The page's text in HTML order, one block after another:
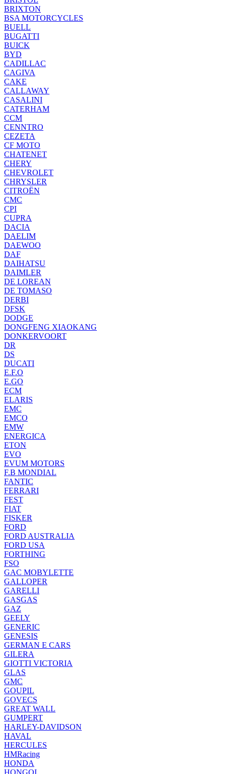
BRIXTON
BSA MOTORCYCLES
BUELL
BUGATTI
BUICK
BYD
CADILLAC
CAGIVA
CAKE
CALLAWAY
CASALINI
CATERHAM
CCM
CENNTRO
CEZETA
CF MOTO
CHATENET
CHERY
CHEVROLET
CHRYSLER
CITROËN
CMC
CPI
CUPRA
DACIA
DAELIM
DAEWOO
DAF
DAIHATSU
DAIMLER
DE LOREAN
DE TOMASO
DERBI
DFSK
DODGE
DONGFENG XIAOKANG
DONKERVOORT
DR
DS
DUCATI
E.F.O
E.GO
ECM
ELARIS
EMC
EMCO
EMW
ENERGICA
ETON
EVO
EVUM MOTORS
F.B MONDIAL
FANTIC
FERRARI
FEST
FIAT
FISKER
FORD
FORD AUSTRALIA
FORD USA
FORTHING
FSO
GAC MOBYLETTE
GALLOPER
GARELLI
GASGAS
GAZ
GEELY
GENERIC
GENESIS
GERMAN E CARS
GILERA
GIOTTI VICTORIA
GLAS
GMC
GOUPIL
GOVECS
GREAT WALL
GUMPERT
HARLEY-DAVIDSON
HAVAL
HERCULES
HMRacing
HONDA
HONGQI